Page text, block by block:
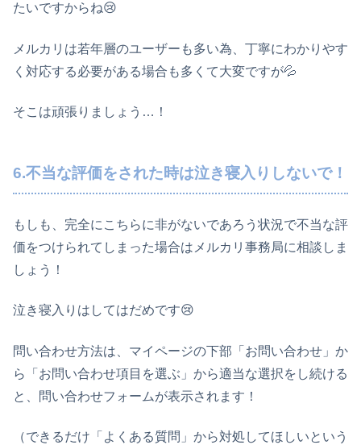
たいですからね😢
メルカリは若年層のユーザーも多い為、丁寧にわかりやす
く対応する必要がある場合も多くて大変ですが💦
そこは頑張りましょう…！
6.不当な評価をされた時は泣き寝入りしないで！
もしも、完全にこちらに非がないであろう状況で不当な評
価をつけられてしまった場合はメルカリ事務局に相談しま
しょう！
泣き寝入りはしてはだめです😢
問い合わせ方法は、マイページの下部「お問い合わせ」か
ら「お問い合わせ項目を選ぶ」から適当な選択をし続ける
と、問い合わせフォームが表示されます！
（できるだけ「よくある質問」から対処してほしいという